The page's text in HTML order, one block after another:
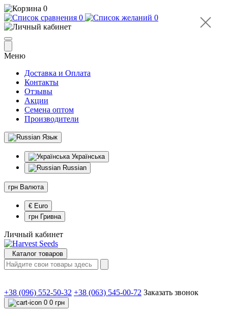
0
0
0
Меню
Доставка и Оплата
Контакты
Отзывы
Акции
Семена оптом
Производители
Язык
Українська
Russian
грн Валюта
€ Euro
грн Гривна
Личный кабинет
Каталог товаров
+38 (096) 552-50-32 +38 (063) 545-00-72 Заказать звонок
0 0 грн